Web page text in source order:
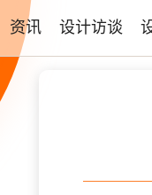
资讯 设计访谈